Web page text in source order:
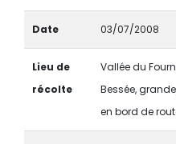
Date 03/07/2008
Lieu de
récolte
Vallée du
Bessée,
en bord de